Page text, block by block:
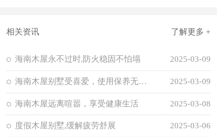
相关资讯 了解更多 +
海南木屋永不过时,防火稳固不怕塌 2025-03-09
海南木屋别墅受喜爱，使用保养无需担忧 2025-03-09
海南木屋远离喧嚣，享受健康生活 2025-03-08
度假木屋别墅,缓解疲劳舒展 2025-03-06